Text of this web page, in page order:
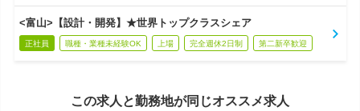
<富山>【設計・開発】★世界トップクラスシェア
正社員 職種・業種未経験OK 上場 完全週休2日制 第二新卒歓迎
この求人と勤務地が同じオススメ求人